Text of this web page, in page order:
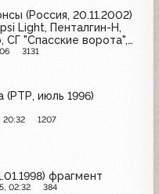
(Россия, 20.11.2002)
Light, Пенталгин-Н,
СГ "Спасские ворота",
Инолтра, Nescafe,
3131
(РТР, июль 1996)
20:32 1207
фрагмент
02:32 384